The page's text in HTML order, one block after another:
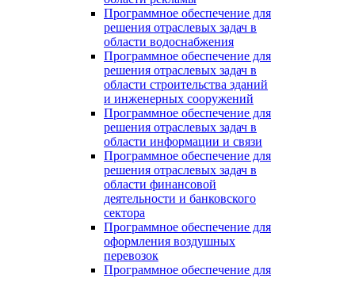
Программное обеспечение для
решения отраслевых задач в
области водоснабжения
Программное обеспечение для
решения отраслевых задач в
области строительства зданий
и инженерных сооружений
Программное обеспечение для
решения отраслевых задач в
области информации и связи
Программное обеспечение для
решения отраслевых задач в
области финансовой
деятельности и банковского
сектора
Программное обеспечение для
оформления воздушных
перевозок
Программное обеспечение для